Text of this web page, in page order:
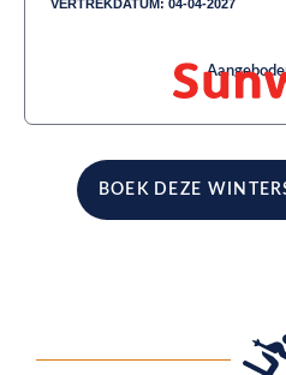
VERTREKDATUM: 04-04-2027
BOEK DEZE